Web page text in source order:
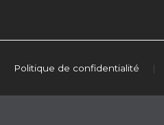
Politique de confidentialité |